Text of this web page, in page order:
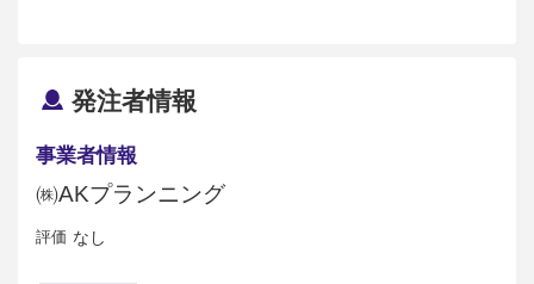
発注者情報
事業者情報
㈱AKプランニング
評価 なし